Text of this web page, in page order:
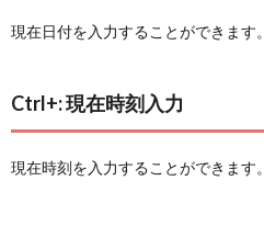
現在日付を入力することができます。
Ctrl+: 現在時刻入力
現在時刻を入力することができます。